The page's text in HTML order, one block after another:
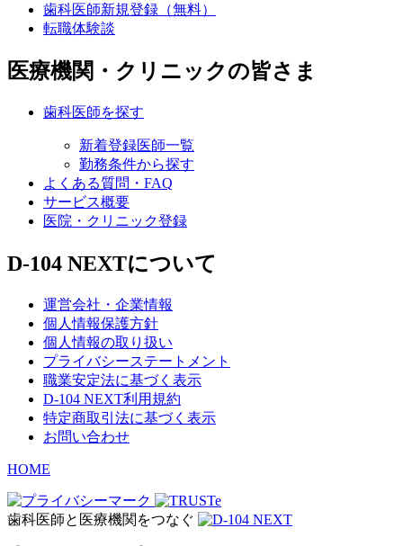
歯科医師新規登録（無料）
転職体験談
医療機関・クリニックの皆さま
歯科医師を探す
新着登録医師一覧
勤務条件から探す
よくある質問・FAQ
サービス概要
医院・クリニック登録
D-104 NEXTについて
運営会社・企業情報
個人情報保護方針
個人情報の取り扱い
プライバシーステートメント
職業安定法に基づく表示
D-104 NEXT利用規約
特定商取引法に基づく表示
お問い合わせ
HOME
歯科医師と医療機関をつなぐ